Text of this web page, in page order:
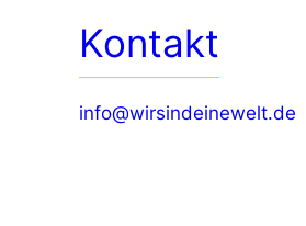
Kontakt
info@wirsindeinewelt.de